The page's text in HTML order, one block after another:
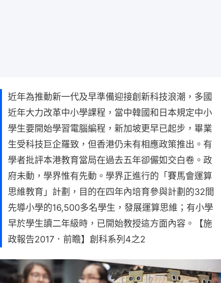
近年為推動新一代及早準備迎接創新科技浪潮，多國
近年大力改革中小學課程，當中韓國和日本規定中小
學生要開始學習電腦編程，新加坡更早已起步，畢業
生受科技巨企羅致，但香港仍未有相應政策推出。有
學者批評本港教育當局在過去五年卻儼如交白卷。政
府未動，學界惟有先動。學界正進行的「賽馬會運算
思維教育」計劃，目的在四年內培育參與計劃的32間
先導小學的16,500多名學生，發展運算思維；有小學
早於學生讀二年級時，已開始教授這方面內容。【施
政報告2017．前瞻】創科系列4之2